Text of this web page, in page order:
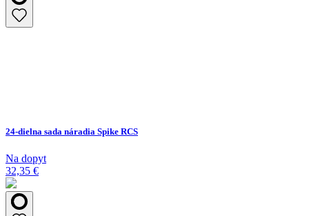
24-dielna sada náradia Spike RCS
Na dopyt
32,35 €